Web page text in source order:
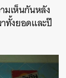
มเห็นกันหลัง
ทั้งยอดและป๊